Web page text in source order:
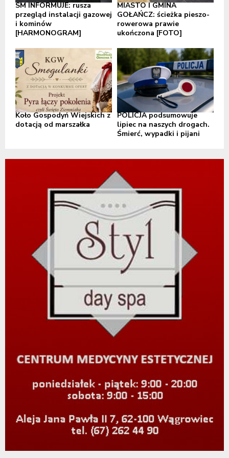
SM INFORMUJE: rusza
przegląd instalacji gazowej
i kominów
[HARMONOGRAM]
MIASTO I GMINA
GOŁAŃCZ: ścieżka pieszo-
rowerowa prawie
ukończona [FOTO]
Koło Gospodyń Wiejskich z
dotacją od marszałka
POLICJA podsumowuje
lipiec na naszych drogach.
Śmierć, wypadki i pijani